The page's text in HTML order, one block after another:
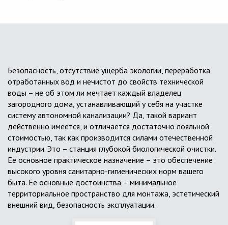
Безопасность, отсутствие ущерба экологии, переработка
отработанных вод и нечистот до свойств технической
воды – не об этом ли мечтает каждый владелец
загородного дома, устанавливающий у себя на участке
систему автономной канализации? Да, такой вариант
действенно имеется, и отличается достаточно лояльной
стоимостью, так как производится силами отечественной
индустрии. Это – станция глубокой биологической очистки.
Ее основное практическое назначение – это обеспечение
высокого уровня санитарно-гигиенических норм вашего
быта. Ее основные достоинства – минимальное
территориальное пространство для монтажа, эстетический
внешний вид, безопасность эксплуатации.